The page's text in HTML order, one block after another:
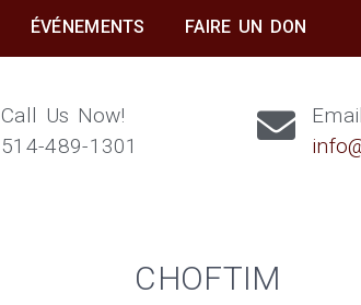
ÉVÉNEMENTS FAIRE UN DON
Call Us Now!
514-489-1301
CHOFTIM